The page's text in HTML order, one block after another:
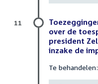
over de
president
inzake de
Te behandelen:
11